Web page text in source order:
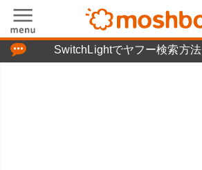
SwitchLightでヤフー検索方法
「つぶやき」の使い方